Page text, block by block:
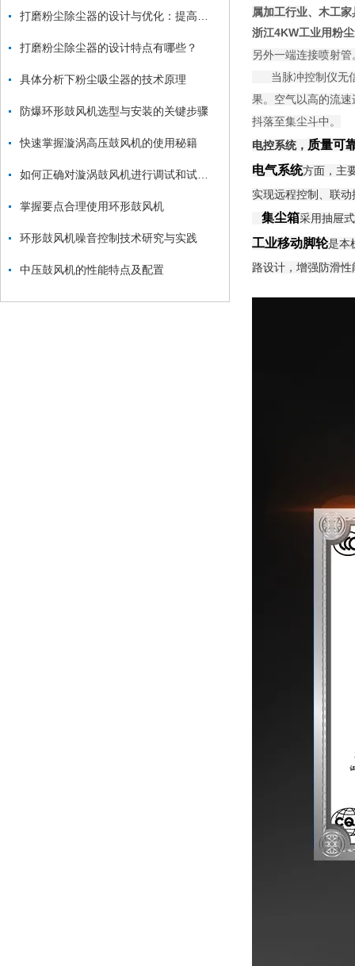
打磨粉尘除尘器的设计特点有哪些？
具体分析下粉尘吸尘器的技术原理
防爆环形鼓风机选型与安装的关键步骤
快速掌握漩涡高压鼓风机的使用秘籍
掌握要点合理使用环形鼓风机
环形鼓风机噪音控制技术研究与实践
中压鼓风机的性能特点及配置
属加工行业、木工
浙江4KW工业用粉
另外一端连接喷射
当脉冲控制仪无信
果。空气以高的流
抖落至集尘斗中。
电控系统， 质量可
电气系统方面，主
实现远程控制、联
集尘箱采用抽屉
工业移动脚轮是本
路设计，增强防滑性